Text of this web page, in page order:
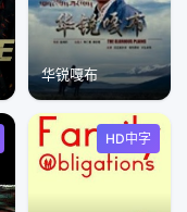
华锐嘎布
HD中字